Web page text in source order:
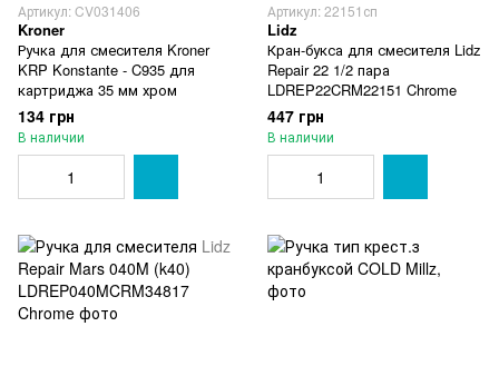
Артикул: CV031406
Kroner
Ручка для смесителя Kroner
KRP Konstante - C935 для
картриджа 35 мм хром
134 грн
В наличии
Артикул: 22151сп
Lidz
Кран-букса для смесителя Lidz
Repair 22 1/2 пара
LDREP22CRM22151 Chrome
447 грн
В наличии